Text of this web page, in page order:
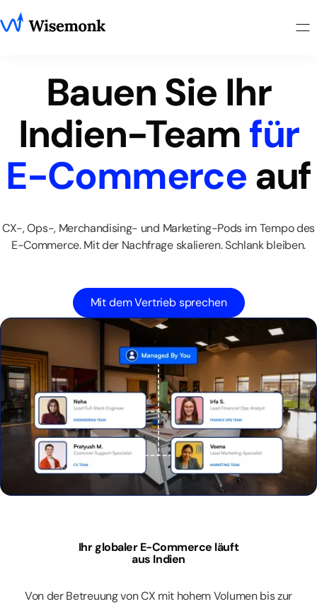
Bauen Sie Ihr
Indien-Team für
E-Commerce auf
CX-,Ops-, Merchandising- und Marketing-Pods imTempodes
E-Commerce. Mitder Nachfrageskalieren.Schlank bleiben.
Mit dem Vertrieb sprechen
Ihr globaler E-Commerce läuft
aus Indien
Von der Betreuung von CX mit hohem Volumen bis zur